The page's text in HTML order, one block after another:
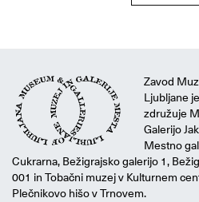
Zavod
Ljubljane
združuje
Galerijo
Mestno
Cukrarna, Bežigrajsko galerijo 1,
001 in Tobačni muzej v Kulturnem
Plečnikovo hišo v Trnovem.